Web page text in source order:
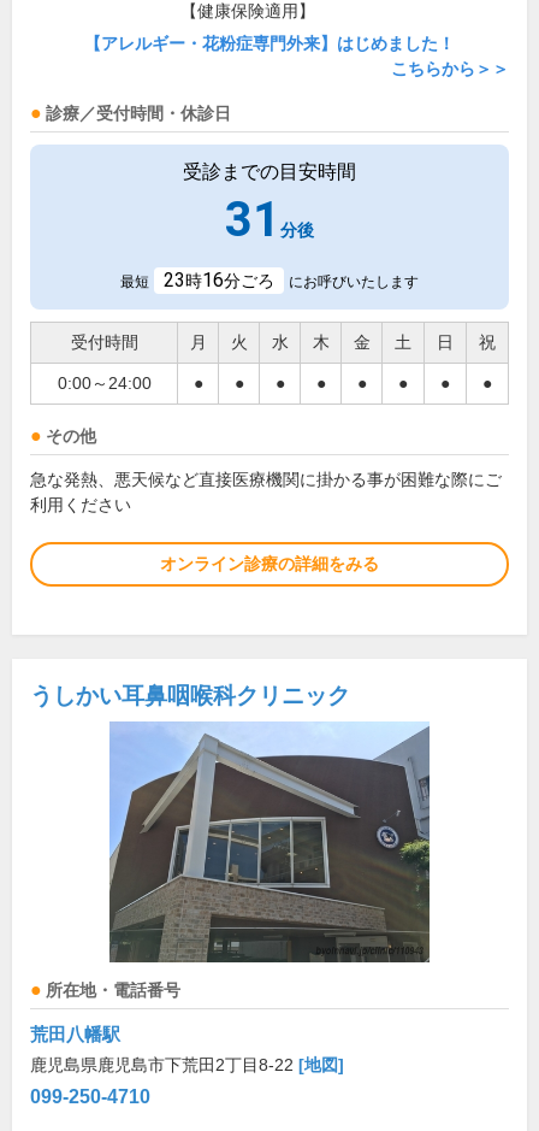
【健康保険適用】
【アレルギー・花粉症専門外来】はじめました！
こちらから＞＞
診療／受付時間・休診日
受診までの目安時間
31 分後
最短 23時16分ごろ にお呼びいたします
受付時間 月 火 水 木 金 土 日 祝
0:00～24:00 ● ● ● ● ● ● ● ●
その他
急な発熱、悪天候など直接医療機関に掛かる事が困難な際にご
利用ください
オンライン診療の詳細をみる
うしかい耳鼻咽喉科クリニック
所在地・電話番号
荒田八幡駅
鹿児島県鹿児島市下荒田2丁目8-22 [地図]
099-250-4710